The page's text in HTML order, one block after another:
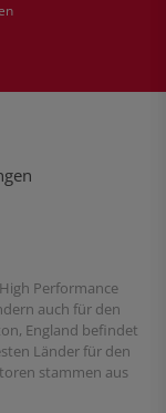
Performance
auch für den
England befindet
Länder für den
stammen aus